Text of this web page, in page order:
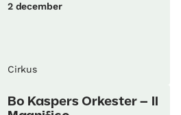
2 december
Cirkus
Bo Kaspers Orkester – Il